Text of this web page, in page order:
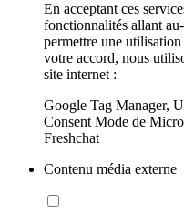
En acceptant ces
fonctionnalités allant
permettre une
votre accord, nous
site internet :
Google Tag Manager,
Consent Mode de
Freshchat
Contenu média externe